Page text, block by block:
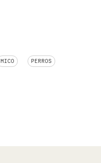
MICO PERROS